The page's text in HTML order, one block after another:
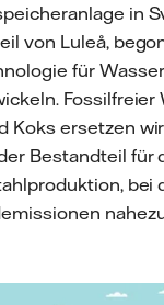
in
von Luleå,
für
Fossilfreier
Koks ersetzen
Bestandteil für
bei